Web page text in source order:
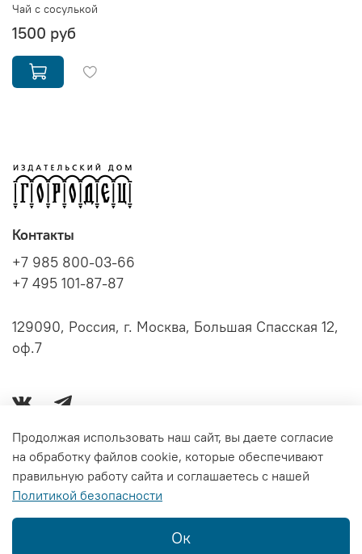
Чай с сосулькой
1500 руб
Серии книг
Информация
Контакты
+7 985 800-03-66
+7 495 101-87-87
129090, Россия, г. Москва, Большая Спасская 12,
оф.7
Продолжая использовать наш сайт, вы даете согласие
на обработку файлов cookie, которые обеспечивают
правильную работу сайта и соглашаетесь с нашей
Политикой безопасности
Ок